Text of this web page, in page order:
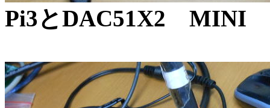
Pi3とDAC51X2 MINI